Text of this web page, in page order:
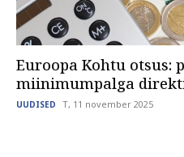
Euroopa Kohtu otsus:
miinimumpalga
UUDISED T, 11 november 2025